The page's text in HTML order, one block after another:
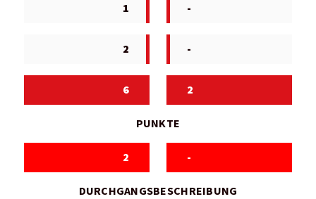
1 -
2 -
6 2
PUNKTE
2 -
DURCHGANGSBESCHREIBUNG